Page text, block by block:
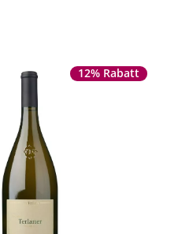
12% Rabatt